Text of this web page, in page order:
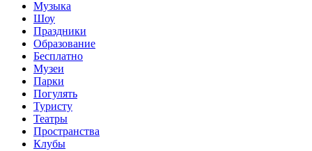
Музыка
Шоу
Праздники
Образование
Бесплатно
Музеи
Парки
Погулять
Туристу
Театры
Пространства
Клубы